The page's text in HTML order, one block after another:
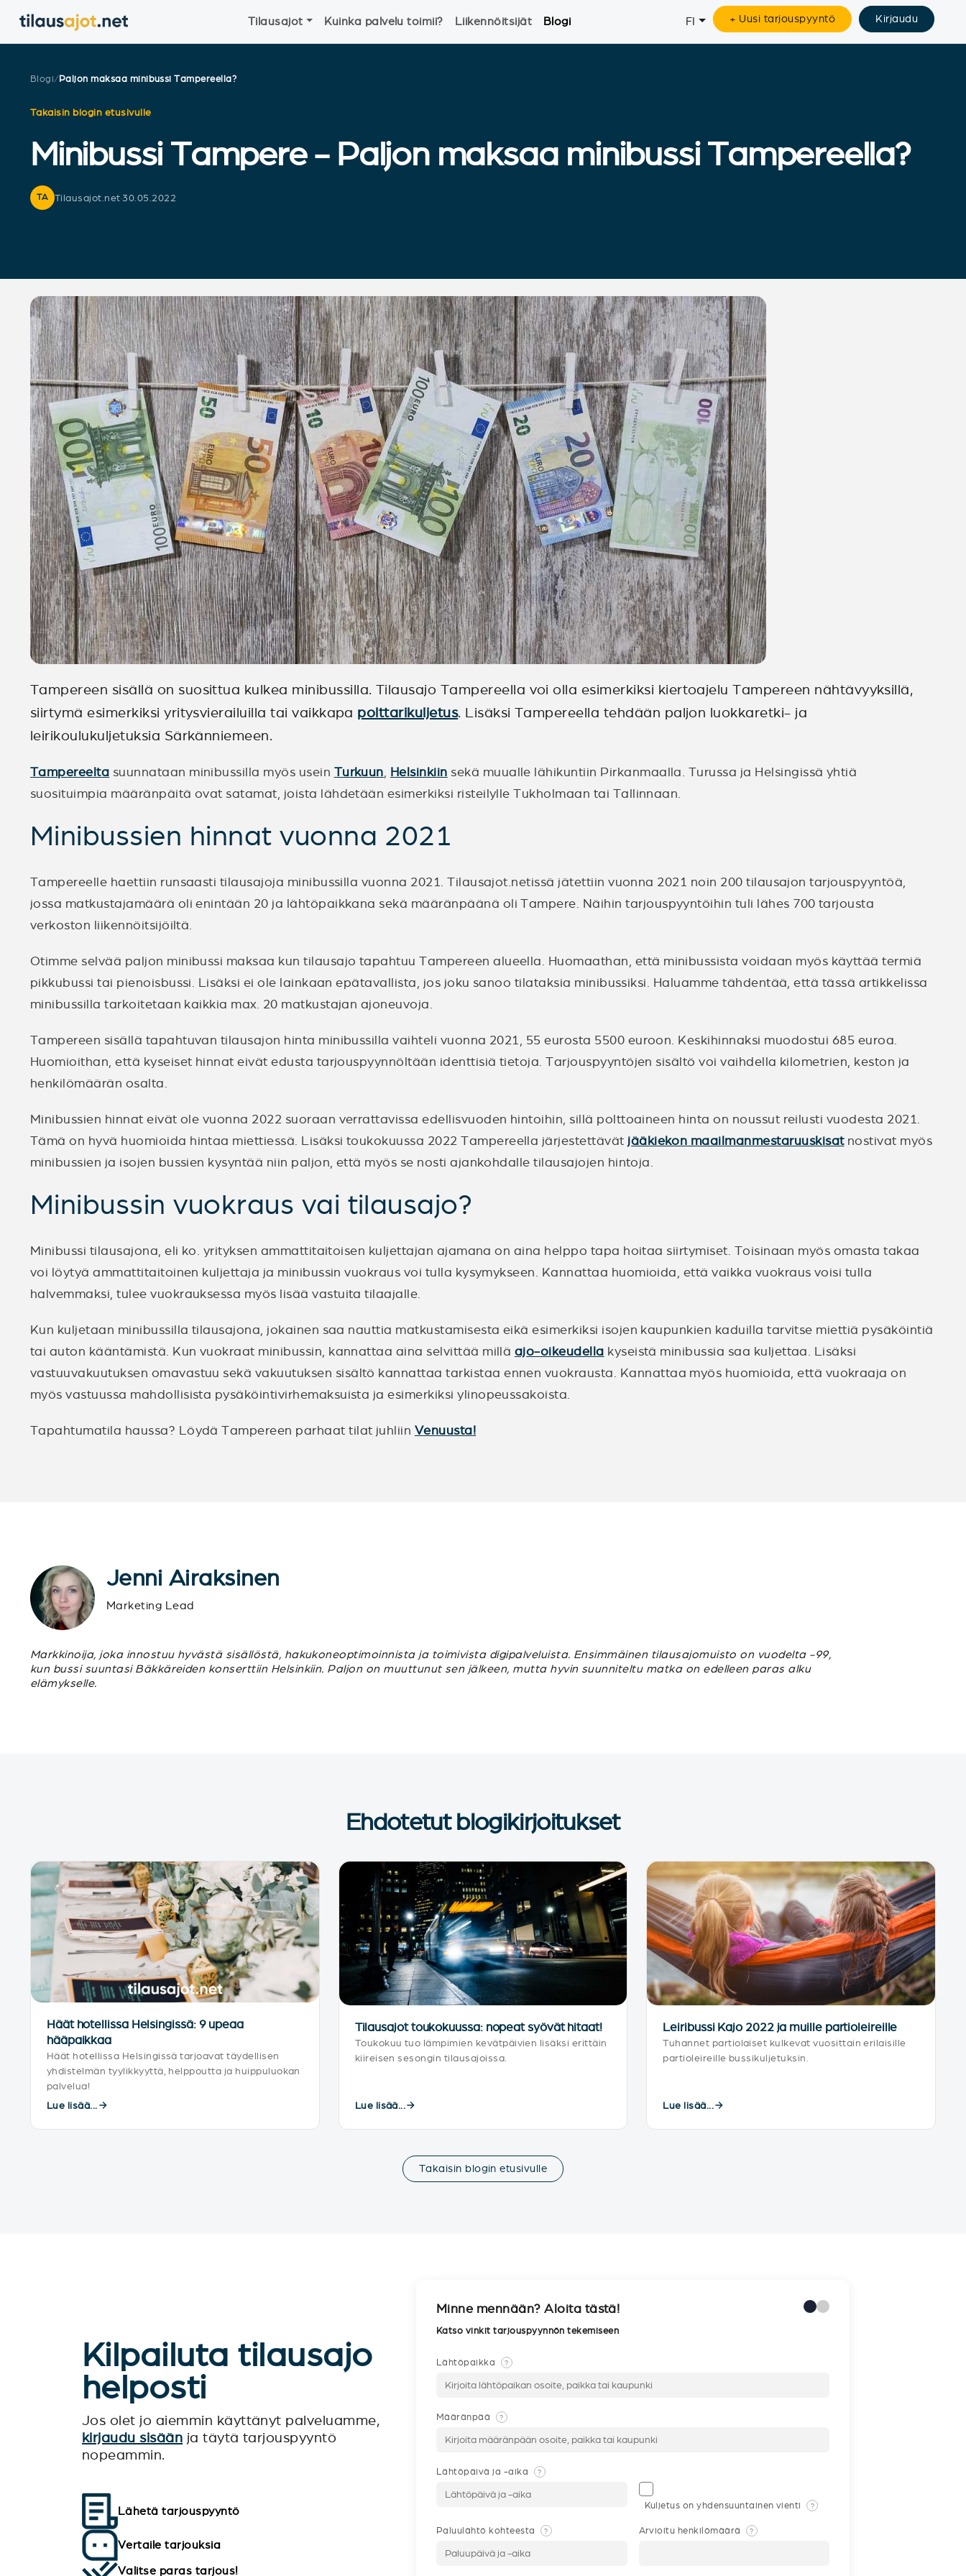
Tilausajot Kuinka palvelu toimii? Liikennöitsijät Blogi FI + Uusi tarjouspyyntö Kirjaudu
Blogi/Paljon maksaa minibussi Tampereella?
Takaisin blogin etusivulle
Minibussi Tampere - Paljon maksaa minibussi Tampereella?
TA Tilausajot.net·30.05.2022
Tampereen sisällä on suosittua kulkea minibussilla. Tilausajo Tampereella voi olla esimerkiksi kiertoajelu Tampereen nähtävyyksillä,
siirtymä esimerkiksi yritysvierailuilla tai vaikkapa polttarikuljetus. Lisäksi Tampereella tehdään paljon luokkaretki- ja
leirikoulukuljetuksia Särkänniemeen.
Tampereelta suunnataan minibussilla myös usein Turkuun, Helsinkiin sekä muualle lähikuntiin Pirkanmaalla. Turussa ja Helsingissä yhtiä
suosituimpia määränpäitä ovat satamat, joista lähdetään esimerkiksi risteilylle Tukholmaan tai Tallinnaan.
Minibussien hinnat vuonna 2021
Tampereelle haettiin runsaasti tilausajoja minibussilla vuonna 2021. Tilausajot.netissä jätettiin vuonna 2021 noin 200 tilausajon tarjouspyyntöä,
jossa matkustajamäärä oli enintään 20 ja lähtöpaikkana sekä määränpäänä oli Tampere. Näihin tarjouspyyntöihin tuli lähes 700 tarjousta
verkoston liikennöitsijöiltä.
Otimme selvää paljon minibussi maksaa kun tilausajo tapahtuu Tampereen alueella. Huomaathan, että minibussista voidaan myös käyttää termiä
pikkubussi tai pienoisbussi. Lisäksi ei ole lainkaan epätavallista, jos joku sanoo tilataksia minibussiksi. Haluamme tähdentää, että tässä artikkelissa
minibussilla tarkoitetaan kaikkia max. 20 matkustajan ajoneuvoja.
Tampereen sisällä tapahtuvan tilausajon hinta minibussilla vaihteli vuonna 2021, 55 eurosta 5500 euroon. Keskihinnaksi muodostui 685 euroa.
Huomioithan, että kyseiset hinnat eivät edusta tarjouspyynnöltään identtisiä tietoja. Tarjouspyyntöjen sisältö voi vaihdella kilometrien, keston ja
henkilömäärän osalta.
Minibussien hinnat eivät ole vuonna 2022 suoraan verrattavissa edellisvuoden hintoihin, sillä polttoaineen hinta on noussut reilusti vuodesta 2021.
Tämä on hyvä huomioida hintaa miettiessä. Lisäksi toukokuussa 2022 Tampereella järjestettävät jääkiekon maailmanmestaruuskisatnostivat myös
minibussien ja isojen bussien kysyntää niin paljon, että myös se nosti ajankohdalle tilausajojen hintoja.
Minibussin vuokraus vai tilausajo?
Minibussi tilausajona, eli ko. yrityksen ammattitaitoisen kuljettajan ajamana on aina helppo tapa hoitaa siirtymiset. Toisinaan myös omasta takaa
voi löytyä ammattitaitoinen kuljettaja ja minibussin vuokraus voi tulla kysymykseen. Kannattaa huomioida, että vaikka vuokraus voisi tulla
halvemmaksi, tulee vuokrauksessa myös lisää vastuita tilaajalle.
Kun kuljetaan minibussilla tilausajona, jokainen saa nauttia matkustamisesta eikä esimerkiksi isojen kaupunkien kaduilla tarvitse miettiä pysäköintiä
tai auton kääntämistä. Kun vuokraat minibussin, kannattaa aina selvittää millä ajo-oikeudella kyseistä minibussia saa kuljettaa. Lisäksi
vastuuvakuutuksen omavastuu sekä vakuutuksen sisältö kannattaa tarkistaa ennen vuokrausta. Kannattaa myös huomioida, että vuokraaja on
myös vastuussa mahdollisista pysäköintivirhemaksuista ja esimerkiksi ylinopeussakoista.
Tapahtumatila haussa? Löydä Tampereen parhaat tilat juhliin Venuusta!
Jenni Airaksinen
Marketing Lead
Markkinoija, joka innostuu hyvästä sisällöstä, hakukoneoptimoinnista ja toimivista digipalveluista. Ensimmäinen tilausajomuisto on vuodelta -99,
kun bussi suuntasi Bäkkäreiden konserttiin Helsinkiin. Paljon on muuttunut sen jälkeen, mutta hyvin suunniteltu matka on edelleen paras alku
elämykselle.
Ehdotetut blogikirjoitukset
Häät hotellissa Helsingissä: 9 upeaa
hääpaikkaa
Häät hotellissa Helsingissä tarjoavat täydellisen
yhdistelmän tyylikkyyttä, helppoutta ja huippuluokan
palvelua!
Lue lisää...
Tilausajot toukokuussa: nopeat syövät hitaat!
Toukokuu tuo lämpimien kevätpäivien lisäksi erittäin
kiireisen sesongin tilausajoissa.
Lue lisää...
Leiribussi Kajo 2022 ja muille partioleireille
Tuhannet partiolaiset kulkevat vuosittain erilaisille
partioleireille bussikuljetuksin.
Lue lisää...
Takaisin blogin etusivulle
Kilpailuta tilausajo
helposti
Jos olet jo aiemmin käyttänyt palveluamme,
kirjaudu sisään ja täytä tarjouspyyntö
nopeammin.
Lähetä tarjouspyyntö
Vertaile tarjouksia
Valitse paras tarjous!
Minne mennään? Aloita tästä!
Katso vinkit tarjouspyynnön tekemiseen
Lähtöpaikka ?
Määränpää ?
Lähtöpäivä ja -aika ?
Kuljetus on yhdensuuntainen vienti ?
Paluulähtö kohteesta ? Arvioitu henkilömäärä ?